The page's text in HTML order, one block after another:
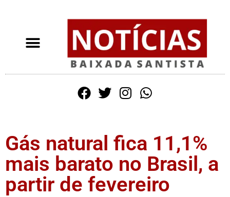
Gás natural fica 11,1%
mais barato no Brasil, a
partir de fevereiro